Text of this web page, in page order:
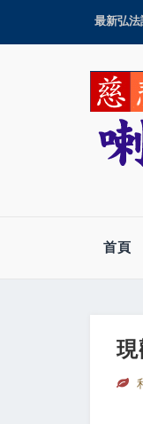
最新弘法
首頁
現